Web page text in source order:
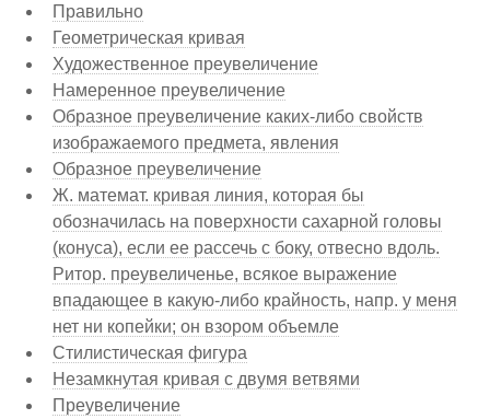
Правильно
Геометрическая кривая
Художественное преувеличение
Намеренное преувеличение
Образное преувеличение каких-либо свойств
изображаемого предмета, явления
Образное преувеличение
Ж. математ. кривая линия, которая бы
обозначилась на поверхности сахарной головы
(конуса), если ее рассечь с боку, отвесно вдоль.
Ритор. преувеличенье, всякое выражение
впадающее в какую-либо крайность, напр. у меня
нет ни копейки; он взором объемле
Стилистическая фигура
Незамкнутая кривая с двумя ветвями
Преувеличение